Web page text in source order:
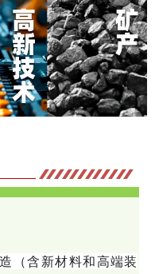
（含新材料和高端装